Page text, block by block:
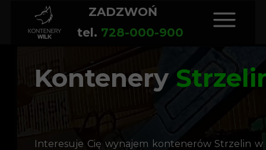
ZADZWOŃ
tel. 728-000-900
Kontenery
Interesuje Cię wynajem kontenerów Strzelin w